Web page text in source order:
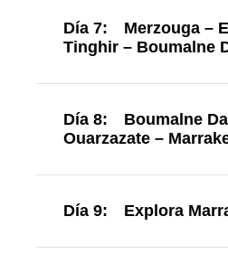
Día 7:
Merzouga –
Tinghir – Boumalne
Día 8:
Boumalne
Ouarzazate –
Día 9: Explora